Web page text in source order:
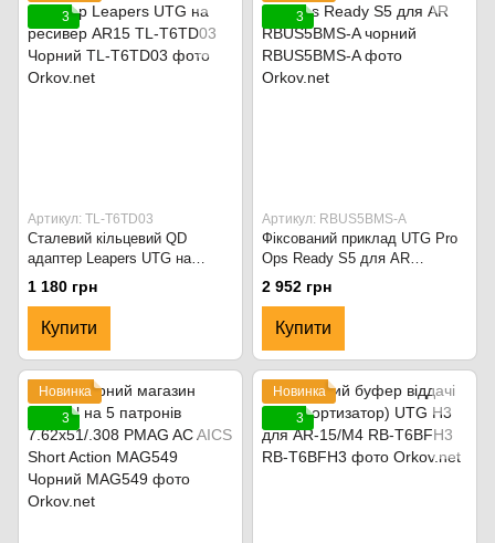
3
Артикул: TL-T6TD03
Сталевий кільцевий QD
адаптер Leapers UTG на
ресивер AR15 TL-T6TD03
1 180 грн
Купити
3
Артикул: RBUS5BMS-A
Фіксований приклад UTG Pro
Ops Ready S5 для AR
RBUS5BMS-A чорний
2 952 грн
Купити
Новинка
3
Новинка
3